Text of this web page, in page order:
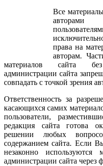
Все
авторами
права на
авторам.
материалов сайта
администрации сайта
совпадать с точкой зрения
Ответственность за
касающихся самих
пользователи,
редакция сайта готова
решении любых
содержанием сайта. Если
незаконно
администрации сайта через